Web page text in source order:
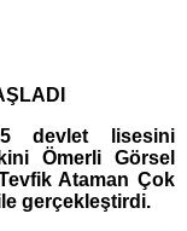
devlet lisesini
Ömerli Görsel
Ataman Çok
gerçekleştirdi.